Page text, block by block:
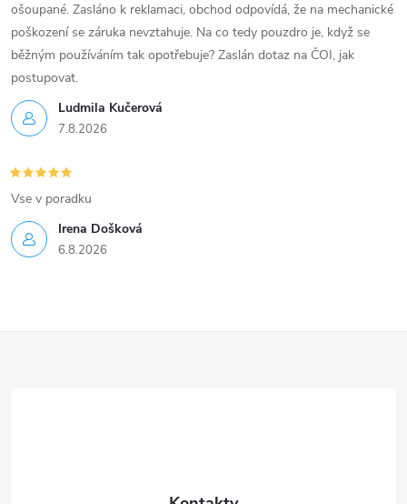
Ludmila Kučerová
7.8.2026
ošoupané. Zasláno k reklamaci, obchod odpovídá, že na mechanické
poškození se záruka nevztahuje. Na co tedy pouzdro je, když se
běžným používáním tak opotřebuje? Zaslán dotaz na ČOI, jak
postupovat.
Irena Došková
6.8.2026
Vse v poradku